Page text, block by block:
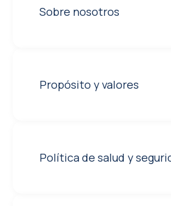
Sobre nosotros
Propósito y valores
Política de salud y